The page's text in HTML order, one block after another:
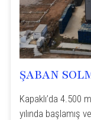
ŞABAN
Kapaklı’da 4.500
yılında başlamış